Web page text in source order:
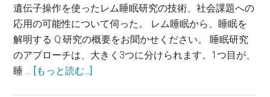
る
～
高
柳
広・
遺伝子操作を使ったレム睡眠研究の技術、社会課題への
応用の可能性について伺った。 レム睡眠から、睡眠を
解明する Q:研究の概要をお聞かせください。 睡眠研究
のアプローチは、大きく3つに分けられます。1つ目が、
睡 …
[もっと読む...]